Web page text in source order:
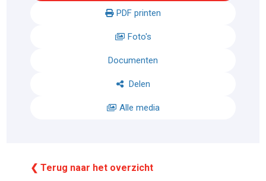
PDF printen
Foto's
Documenten
Delen
Alle media
❮ Terug naar het overzicht